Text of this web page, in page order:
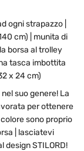
ogni strapazzo |
cm) | munita di
borsa al trolley
tasca imbottita
x 24 cm)
suo genere! La
per ottenere
sono proprio
| lasciatevi
design STILORD!